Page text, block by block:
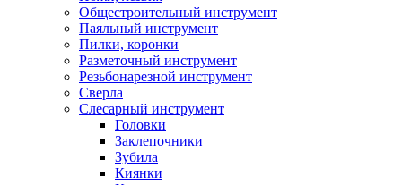
Общестроительный инструмент
Паяльный инструмент
Пилки, коронки
Разметочный инструмент
Резьбонарезной инструмент
Сверла
Слесарный инструмент
Головки
Заклепочники
Зубила
Киянки